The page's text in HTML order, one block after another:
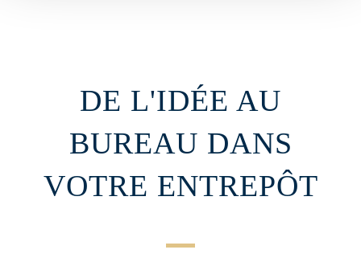
DE L'IDÉE AU
BUREAU DANS
VOTRE ENTREPÔT